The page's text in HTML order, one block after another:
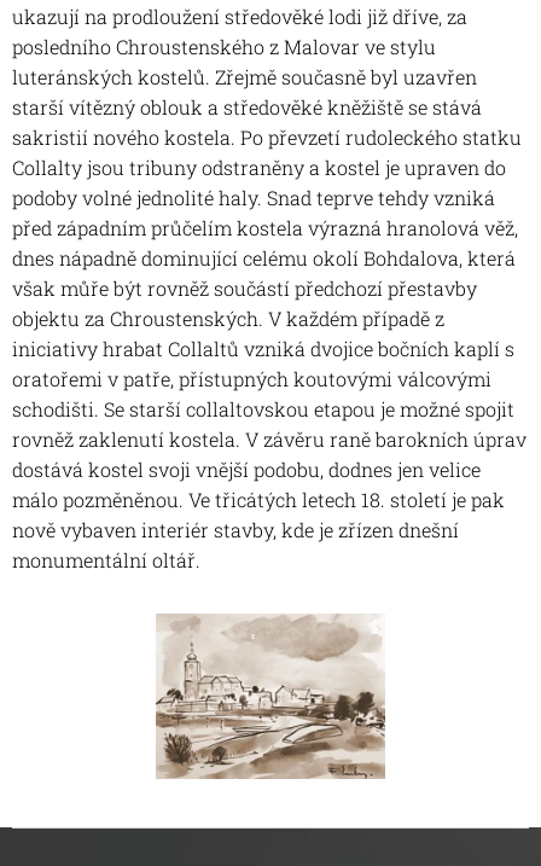
ukazují na prodloužení středověké lodi již dříve, za
posledního Chroustenského z Malovar ve stylu
luteránských kostelů. Zřejmě současně byl uzavřen
starší vítězný oblouk a středověké kněžiště se stává
sakristií nového kostela. Po převzetí rudoleckého statku
Collalty jsou tribuny odstraněny a kostel je upraven do
podoby volné jednolité haly. Snad teprve tehdy vzniká
před západním průčelím kostela výrazná hranolová věž,
dnes nápadně dominující celému okolí Bohdalova, která
však můře být rovněž součástí předchozí přestavby
objektu za Chroustenských. V každém případě z
iniciativy hrabat Collaltů vzniká dvojice bočních kaplí s
oratořemi v patře, přístupných koutovými válcovými
schodišti. Se starší collaltovskou etapou je možné spojit
rovněž zaklenutí kostela. V závěru raně barokních úprav
dostává kostel svoji vnější podobu, dodnes jen velice
málo pozměněnou. Ve třicátých letech 18. století je pak
nově vybaven interiér stavby, kde je zřízen dnešní
monumentální oltář.